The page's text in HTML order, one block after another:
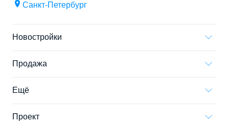
Санкт-Петербург
Новостройки
Продажа
Ещё
Проект